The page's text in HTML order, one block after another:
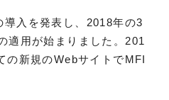
入を発表し、2018年の3
適用が始まりました。201
の新規のWebサイトでMFI